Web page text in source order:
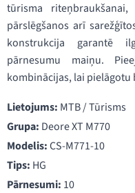
tūrisma
pārslēgšanos arī
konstrukcija garantē
pārnesumu maiņu.
kombinācijas, lai
Lietojums: MTB / Tūrisms
Grupa: Deore XT M770
Modelis:CS-M771-10
Tips: HG
Pārnesumi: 10